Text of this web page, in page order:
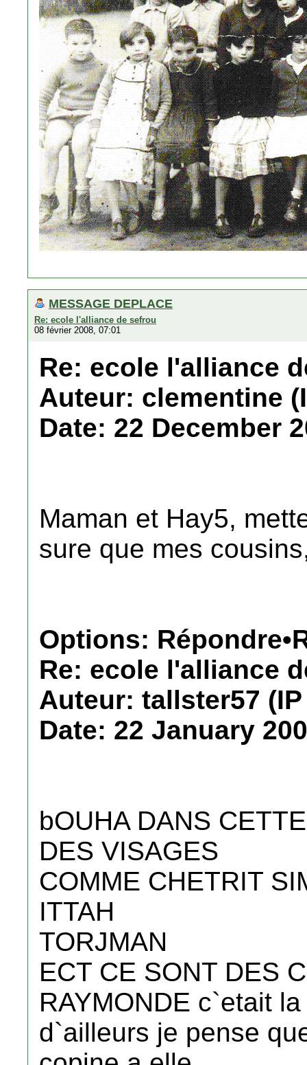
MESSAGE DEPLACE
Re: ecole l'alliance de sefrou
08 février 2008, 07:01
Re: ecole l'alliance
Auteur: clementine
Date: 22 December
Maman et Hay5,
sure que mes
Options:
Re: ecole l'alliance
Auteur: tallster57
Date: 22 January
bOUHA DANS
DES VISAGES
COMME CHETRIT
ITTAH
TORJMAN
ECT CE SONT DES
RAYMONDE c`etait
d`ailleurs je pense